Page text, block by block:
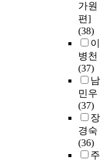
가원
편]
(38)
이
병천
(37)
남
민우
(37)
장
경숙
(36)
주